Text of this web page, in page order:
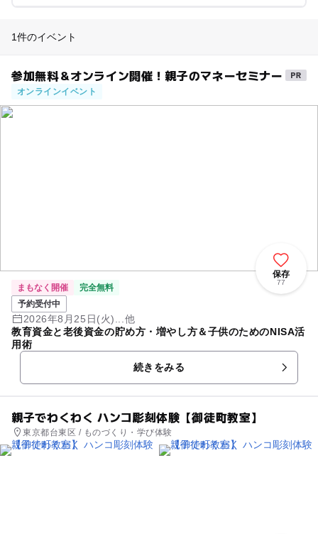
1件のイベント
参加無料＆オンライン開催！親子のマネーセミナー
オンラインイベント
保存
77
まもなく開催
完全無料
予約受付中
2026年8月25日(火)...他
教育資金と老後資金の貯め方・増やし方＆子供のためのNISA活
用術
続きをみる
親子でわくわく ハンコ彫刻体験【御徒町教室】
東京都台東区 / ものづくり・学び体験